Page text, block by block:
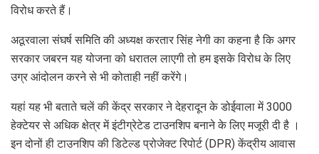
विरोध करते हैं।
अठूरवाला संघर्ष समिति की अध्यक्ष करतार सिंह नेगी का कहना है कि अगर
सरकार जबरन यह योजना को धरातल लाएगी तो हम इसके विरोध के लिए
उग्र आंदोलन करने से भी कोताही नहीं करेंगे।
यहां यह भी बताते चलें की केंद्र सरकार ने देहरादून के डोईवाला में 3000
हेक्टेयर से अधिक क्षेत्र में इंटीग्रेटेड टाउनशिप बनाने के लिए मजूरी दी है ।
इन दोनों ही टाउनशिप की डिटेल्ड प्रोजेक्ट रिपोर्ट (DPR) केंद्रीय आवास